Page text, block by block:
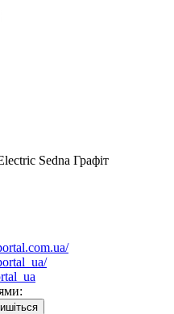
Sedna Графіт